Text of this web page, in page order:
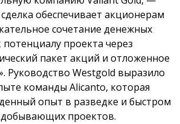
обеспечивает акционерам
сочетание денежных
потенциалу проекта через
пакет акций и отложенное
Руководство Westgold выразило
команды Alicanto, которая
опыт в разведке и быстром
проектов.